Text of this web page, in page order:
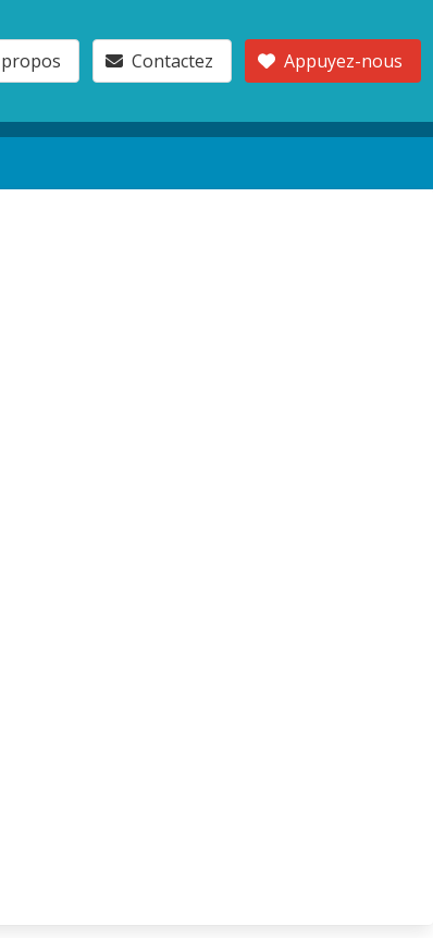
Contactez Appuyez-nous